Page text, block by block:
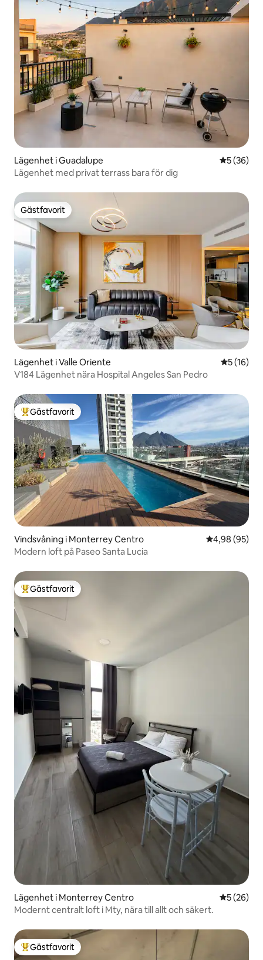
Lägenhet i Guadalupe 5 av 5 i
5 (36)
Lägenhet med privat terrass bara för dig
Gästfavorit
Gästfavorit
Lägenhet i Valle Oriente 5 av 5 i
5 (16)
V184 Lägenhet nära Hospital Angeles San Pedro
Populär gästfavorit
Gästfavorit
Vindsvåning i Monterrey Centro 4,98 av 5 i
4,98 (95)
Modern loft på Paseo Santa Lucia
Populär gästfavorit
Gästfavorit
Lägenhet i Monterrey Centro 5 av 5 i
5 (26)
Modernt centralt loft i Mty, nära till allt och säkert.
Populär gästfavorit
Gästfavorit